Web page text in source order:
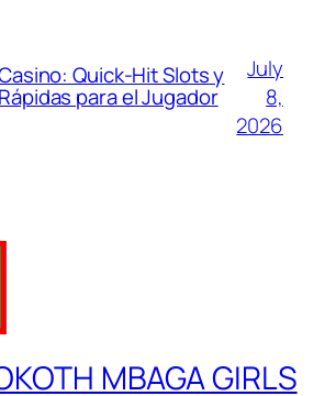
Quick‑Hit Slots y
para el Jugador
July
8,
2026
MBAGA GIRLS